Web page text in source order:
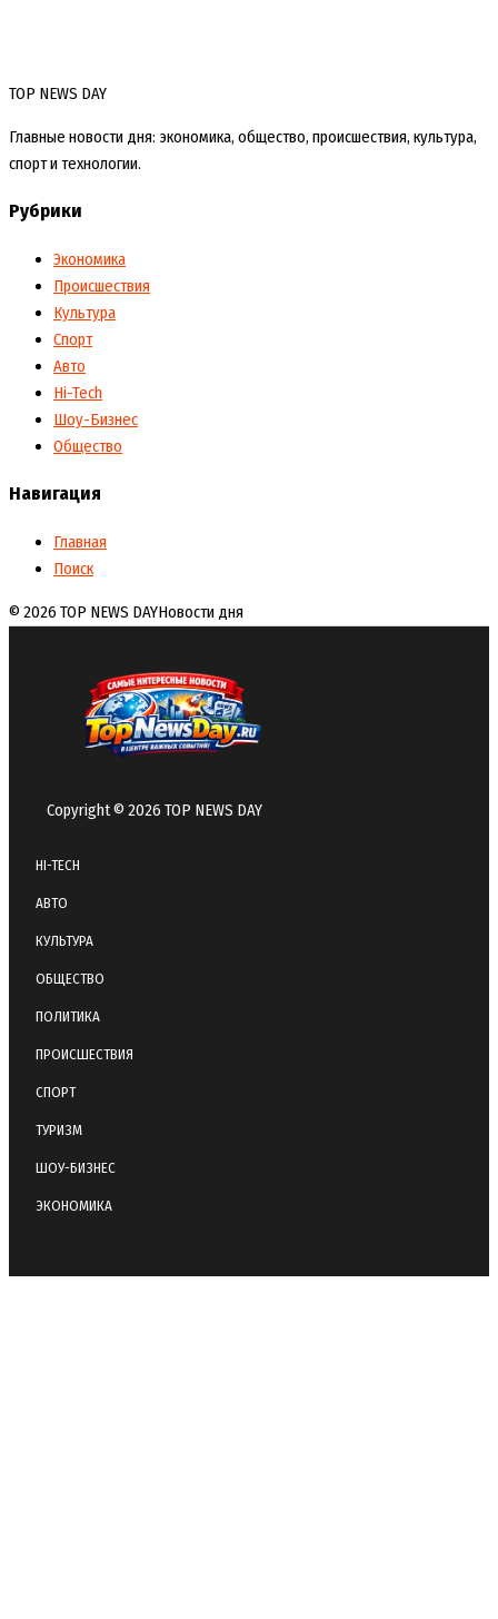
TOP NEWS DAY
Главные новости дня: экономика, общество, происшествия, культура,
спорт и технологии.
Рубрики
Экономика
Происшествия
Культура
Спорт
Авто
Hi-Tech
Шоу-Бизнес
Общество
Навигация
Главная
Поиск
© 2026 TOP NEWS DAYНовости дня
Copyright © 2026 TOP NEWS DAY
HI-TECH
АВТО
КУЛЬТУРА
ОБЩЕСТВО
ПОЛИТИКА
ПРОИСШЕСТВИЯ
СПОРТ
ТУРИЗМ
ШОУ-БИЗНЕС
ЭКОНОМИКА